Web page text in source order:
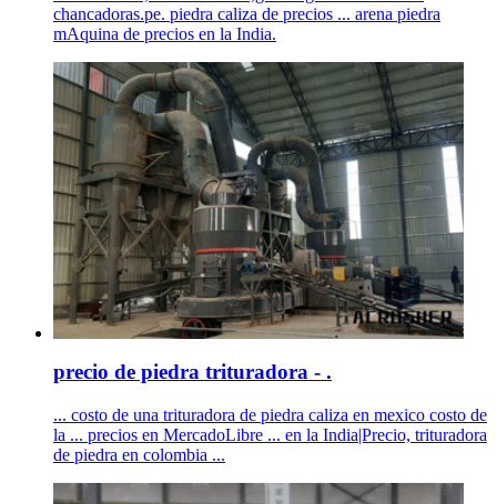
chancadoras.pe. piedra caliza de precios ... arena piedra
mAquina de precios en la India.
precio de piedra trituradora - .
... costo de una trituradora de piedra caliza en mexico costo de
la ... precios en MercadoLibre ... en la India|Precio, trituradora
de piedra en colombia ...